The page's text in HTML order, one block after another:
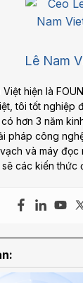
Lê Nam
hiện là
tôi tốt nghiệp
hơn 3 năm
pháp công
vạch và máy
sẽ các kiến thức